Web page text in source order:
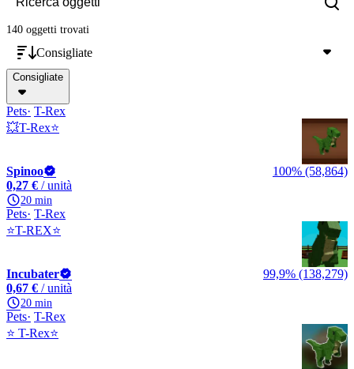
140 oggetti trovati
Consigliate
Consigliate
Pets T-Rex
💥T-Rex⭐
Spinoo
100% (58,864)
0,27 € / unità
20 min
Pets T-Rex
⭐T-REX⭐
Incubater
99,9% (138,279)
0,67 € / unità
20 min
Pets T-Rex
⭐ T-Rex⭐